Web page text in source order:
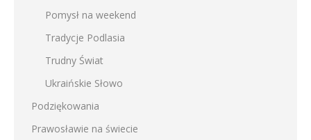
Pomysł na weekend
Tradycje Podlasia
Trudny Świat
Ukraińskie Słowo
Podziękowania
Prawosławie na świecie